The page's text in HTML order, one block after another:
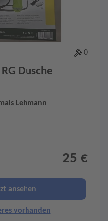
0
Dusche
Lehmann
25 €
ansehen
vorhanden